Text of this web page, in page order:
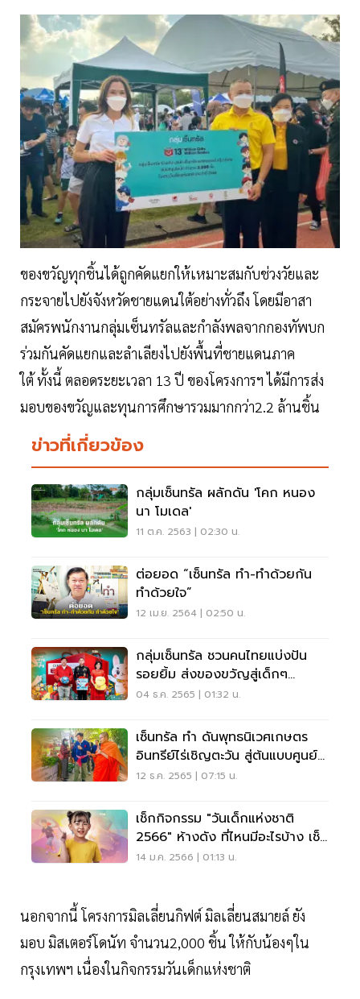
ของขวัญทุกชิ้นได้ถูกคัดแยกให้เหมาะสมกับช่วงวัยและ
กระจายไปยังจังหวัดชายแดนใต้อย่างทั่วถึง โดยมีอาสา
สมัครพนักงานกลุ่มเซ็นทรัลและกำลังพลจากกองทัพบก
ร่วมกันคัดแยกและลำเลียงไปยังพื้นที่ชายแดนภาค
ใต้ ทั้งนี้ ตลอดระยะเวลา 13 ปี ของโครงการฯ ได้มีการส่ง
มอบของขวัญและทุนการศึกษารวมมากกว่า2.2 ล้านชิ้น
ข่าวที่เกี่ยวข้อง
กลุ่มเซ็นทรัล ผลักดัน 'โคก หนอง
นา โมเดล'
11 ต.ค. 2563 | 02:30 น.
ต่อยอด “เซ็นทรัล ทำ-ทำด้วยกัน
ทำด้วยใจ”
12 เม.ย. 2564 | 02:50 น.
กลุ่มเซ็นทรัล ชวนคนไทยแบ่งปัน
รอยยิ้ม ส่งของขวัญสู่เด็กๆ
ชายแดนใต้
04 ธ.ค. 2565 | 01:32 น.
เซ็นทรัล ทำ ดันพุทธนิเวศเกษตร
อินทรีย์ไร่เชิญตะวัน สู่ต้นแบบศูนย์
เรียนรู้
12 ธ.ค. 2565 | 07:15 น.
เช็กกิจกรรม "วันเด็กแห่งชาติ
2566" ห้างดัง ที่ไหนมีอะไรบ้าง เช็ค
เลย
14 ม.ค. 2566 | 01:13 น.
นอกจากนี้ โครงการมิลเลี่ยนกิฟต์ มิลเลี่ยนสมายล์ ยัง
มอบ มิสเตอร์โดนัท จำนวน2,000 ชิ้น ให้กับน้องๆใน
กรุงเทพฯ เนื่องในกิจกรรมวันเด็กแห่งชาติ